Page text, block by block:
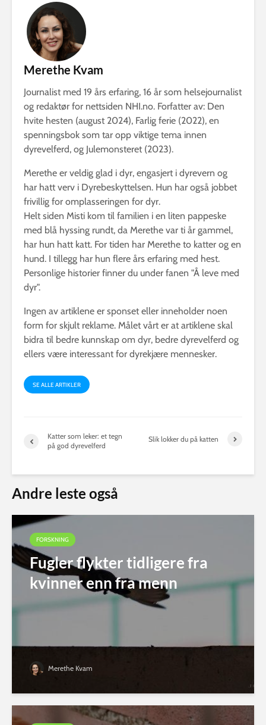
Merethe Kvam
Journalist med 19 års erfaring, 16 år som helsejournalist
og redaktør for nettsiden NHI.no. Forfatter av: Den
hvite hesten (august 2024), Farlig ferie (2022), en
spenningsbok som tar opp viktige tema innen
dyrevelferd, og Julemonsteret (2023).
Merethe er veldig glad i dyr, engasjert i dyrevern og
har hatt verv i Dyrebeskyttelsen. Hun har også jobbet
frivillig for omplasseringen for dyr.
Helt siden Misti kom til familien i en liten pappeske
med blå hyssing rundt, da Merethe var ti år gammel,
har hun hatt katt. For tiden har Merethe to katter og en
hund. I tillegg har hun flere års erfaring med hest.
Personlige historier finner du under fanen "Å leve med
dyr".
Ingen av artiklene er sponset eller inneholder noen
form for skjult reklame. Målet vårt er at artiklene skal
bidra til bedre kunnskap om dyr, bedre dyrevelferd og
ellers være interessant for dyrekjære mennesker.
SE ALLE ARTIKLER
Katter som leker: et tegn
på god dyrevelferd
Slik lokker du på katten
Andre leste også
FORSKNING
Fugler flykter tidligere fra
kvinner enn fra menn
Merethe Kvam